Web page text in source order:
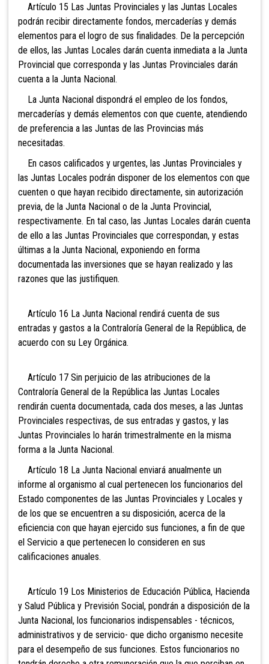
Artículo 15 Las Juntas Provinciales y las Juntas Locales
podrán recibir directamente fondos, mercaderías y demás
elementos para el logro de sus finalidades. De la percepción
de ellos, las Juntas Locales darán cuenta inmediata a la Junta
Provincial que corresponda y las Juntas Provinciales darán
cuenta a la Junta Nacional.
La Junta Nacional dispondrá el empleo de los fondos,
mercaderías y demás elementos con que cuente, atendiendo
de preferencia a las Juntas de las Provincias más
necesitadas.
En casos calificados y urgentes, las Juntas Provinciales y
las Juntas Locales podrán disponer de los elementos con que
cuenten o que hayan recibido directamente, sin autorización
previa, de la Junta Nacional o de la Junta Provincial,
respectivamente. En tal caso, las Juntas Locales darán cuenta
de ello a las Juntas Provinciales que correspondan, y estas
últimas a la Junta Nacional, exponiendo en forma
documentada las inversiones que se hayan realizado y las
razones que las justifiquen.
Artículo 16 La Junta Nacional rendirá cuenta de sus
entradas y gastos a la Contraloría General de la República, de
acuerdo con su Ley Orgánica.
Artículo 17 Sin perjuicio de las atribuciones de la
Contraloría General de la República las Juntas Locales
rendirán cuenta documentada, cada dos meses, a las Juntas
Provinciales respectivas, de sus entradas y gastos, y las
Juntas Provinciales lo harán trimestralmente en la misma
forma a la Junta Nacional.
Artículo 18 La Junta Nacional enviará anualmente un
informe al organismo al cual pertenecen los funcionarios del
Estado componentes de las Juntas Provinciales y Locales y
de los que se encuentren a su disposición, acerca de la
eficiencia con que hayan ejercido sus funciones, a fin de que
el Servicio a que pertenecen lo consideren en sus
calificaciones anuales.
Artículo 19 Los Ministerios de Educación Pública, Hacienda
y Salud Pública y Previsión Social, pondrán a disposición de la
Junta Nacional, los funcionarios indispensables - técnicos,
administrativos y de servicio- que dicho organismo necesite
para el desempeño de sus funciones. Estos funcionarios no